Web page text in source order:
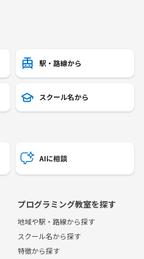
駅・路線から
スクール名から
AIに相談
プログラミング教室を探す
地域や駅・路線から探す
スクール名から探す
特徴から探す